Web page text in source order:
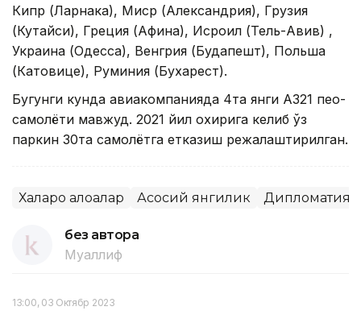
Кипр (Ларнака), Миср (Александрия), Грузия
(Кутайси), Греция (Афина), Исроил (Тель-Авив) ,
Украина (Одесса), Венгрия (Будапешт), Польша
(Катовице), Руминия (Бухарест).
Бугунги кунда авиакомпанияда 4та янги А321 пео-
самолёти мавжуд. 2021 йил охирига келиб ўз
паркин 30та самолётга етказиш режалаштирилган.
Халқаро алоқалар Асосий янгилик Дипломатия
без автора
Муаллиф
13:00, 03 Октябр 2023